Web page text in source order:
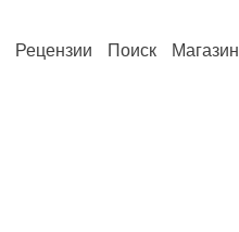
Рецензии Поиск Магазин